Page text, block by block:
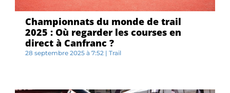
Championnats du monde de trail
2025 : Où regarder les courses en
direct à Canfranc ?
28 septembre 2025 à 7:52 | Trail